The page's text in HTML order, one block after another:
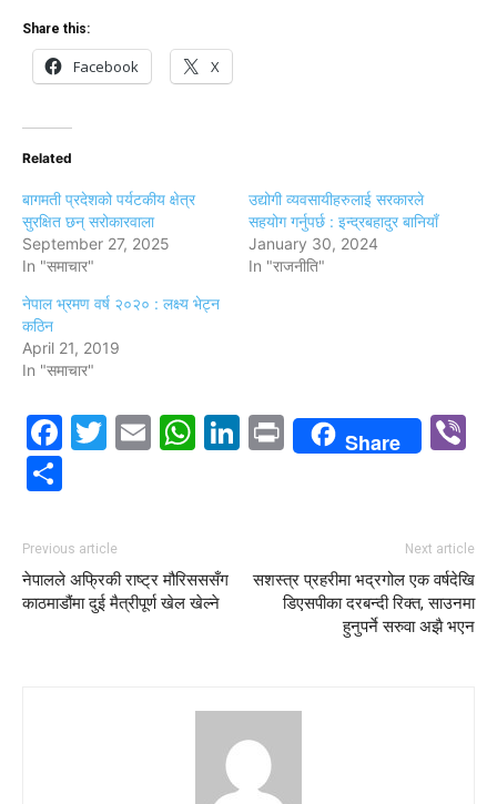
Share this:
Facebook X
Related
बागमती प्रदेशको पर्यटकीय क्षेत्र
सुरक्षित छन् सरोकारवाला
September 27, 2025
In "समाचार"
उद्योगी व्यवसायीहरुलाई सरकारले
सहयोग गर्नुपर्छ : इन्द्रबहादुर बानियाँ
January 30, 2024
In "राजनीति"
नेपाल भ्रमण वर्ष २०२० : लक्ष्य भेट्न
कठिन
April 21, 2019
In "समाचार"
Facebook
Twitter
EmailWhatsApp
LinkedIn
PrintShare
Previous article
नेपालले अफ्रिकी राष्ट्र मौरिसससँग
काठमाडौंमा दुई मैत्रीपूर्ण खेल खेल्ने
Next article
सशस्त्र प्रहरीमा भद्रगोल एक वर्षदेखि
डिएसपीका दरबन्दी रिक्त, साउनमा
हुनुपर्ने सरुवा अझै भएन